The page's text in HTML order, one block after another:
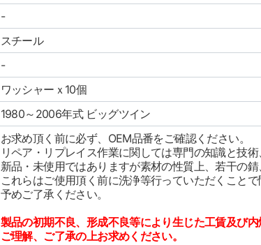
-
スチール
-
ワッシャーｘ10個
1980～2006年式 ビッグツイン
お求め頂く前に必ず、OEM品番をご確認ください。
リペア・リプレイス作業に関しては専門の知識と技術
新品・未使用ではありますが素材の性質上、若干の
これらはご使用頂く前に洗浄等行っていただくことで
予めご了承ください。
製品の初期不良、形成不良等により生じた工賃及び
ご理解、ご了承の上お求めください。